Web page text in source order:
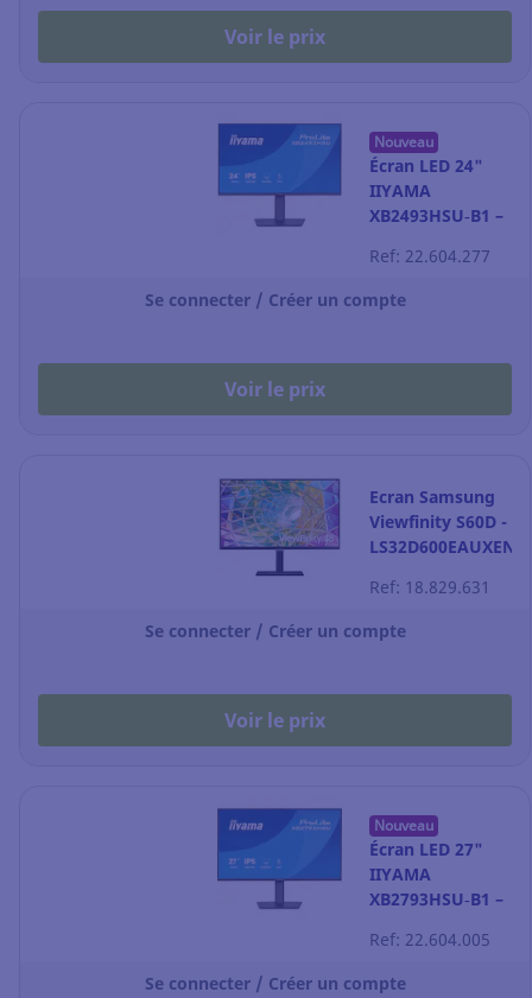
Voir le prix
Nouveau
Écran LED 24"
IIYAMA
XB2493HSU‑B1 –
Ref: 22.604.277
Se connecter / Créer un compte
Voir le prix
Ecran Samsung
Viewfinity S60D -
LS32D600EAUXEN
Ref: 18.829.631
Se connecter / Créer un compte
Voir le prix
Nouveau
Écran LED 27"
IIYAMA
XB2793HSU‑B1 –
Ref: 22.604.005
Se connecter / Créer un compte